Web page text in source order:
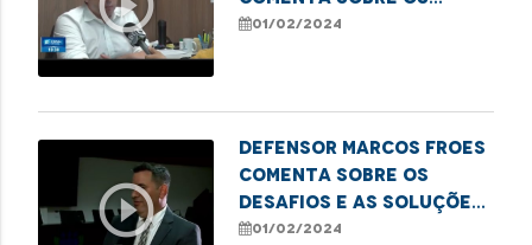
casos de maus-tratos
01/02/2024
play_circle_outline
Defensor Marcos Froes
comenta sobre os
desafios e as soluções
para combater os
01/02/2024